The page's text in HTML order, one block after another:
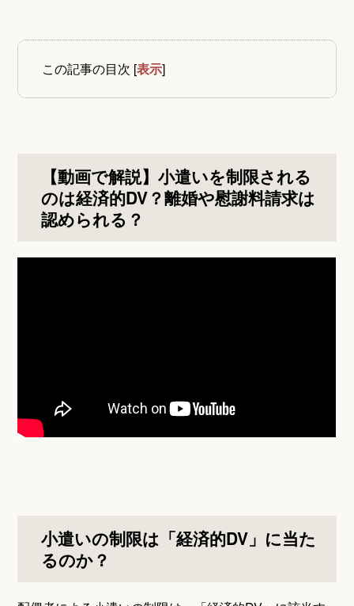
この記事の目次 [表示]
【動画で解説】小遣いを制限される
のは経済的DV？離婚や慰謝料請求は
認められる？
小遣いの制限は「経済的DV」に当た
るのか？